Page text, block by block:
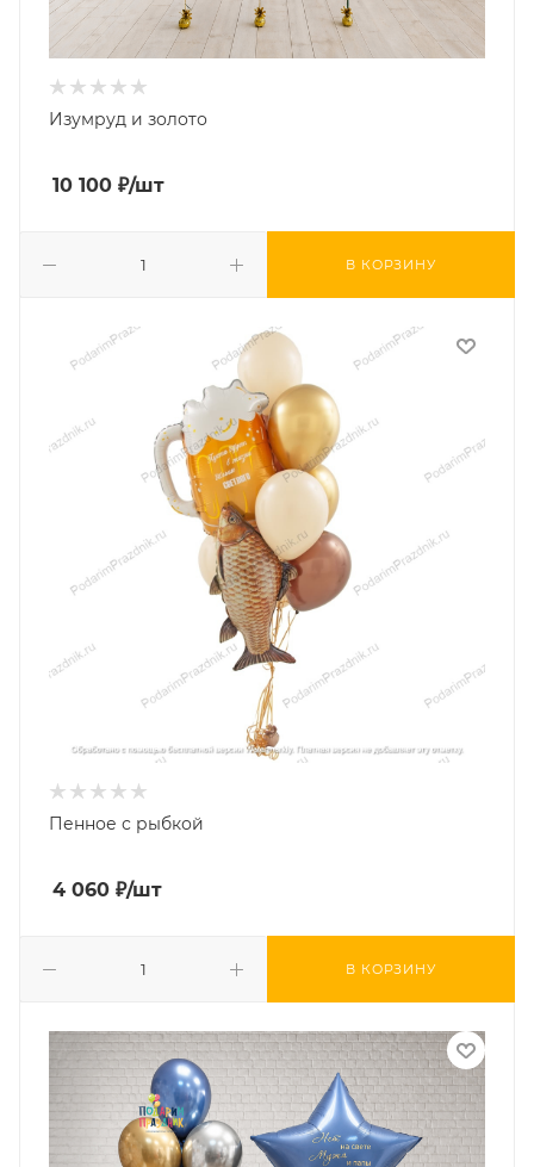
Изумруд и золото
10 100 ₽/шт
В КОРЗИНУ
Пенное с рыбкой
4 060 ₽/шт
В КОРЗИНУ